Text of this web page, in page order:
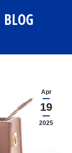
BLOG
Apr
19
2025